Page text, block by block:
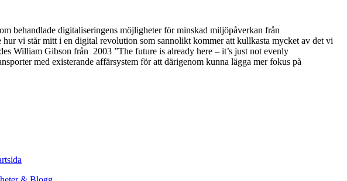
behandlade digitaliseringens möjligheter för minskad miljöpåverkan från
vi står mitt i en digital revolution som sannolikt kommer att kullkasta mycket av det vi
William Gibson från 2003 ”The future is already here – it’s just not evenly
med existerande affärsystem för att därigenom kunna lägga mer fokus på